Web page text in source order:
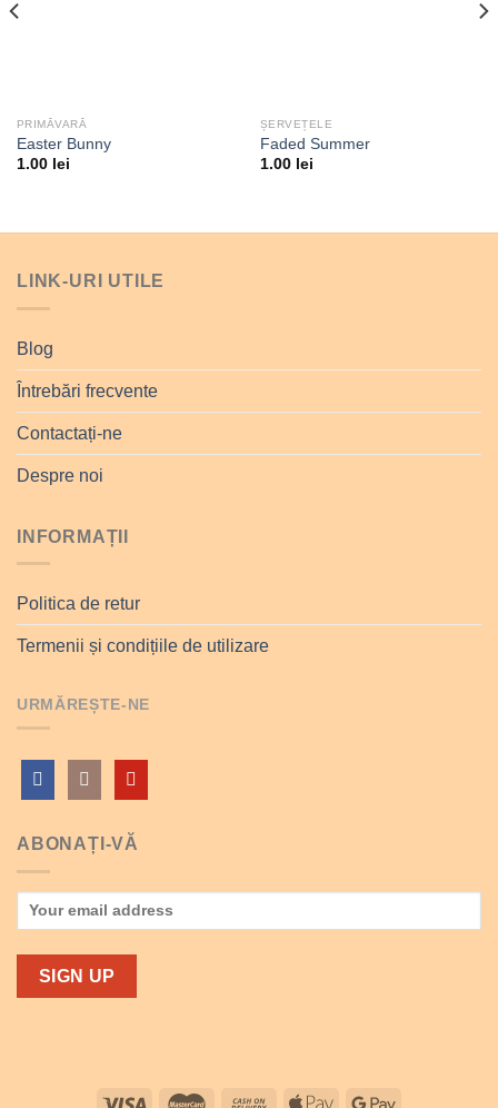
PRIMĂVARĂ
Easter Bunny
1.00 lei
ȘERVEȚELE
Faded Summer
1.00 lei
LINK-URI UTILE
Blog
Întrebări frecvente
Contactați-ne
Despre noi
INFORMAȚII
Politica de retur
Termenii și condițiile de utilizare
URMĂREȘTE-NE
ABONAȚI-VĂ